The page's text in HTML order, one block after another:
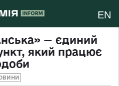
EN
— єдиний
який працює